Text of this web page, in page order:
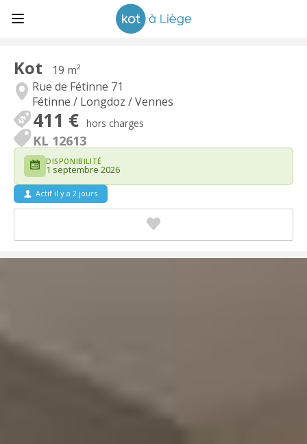
Kot
19 m²
Rue de Fétinne 71
Fétinne / Longdoz / Vennes
411 € hors charges
KL 12613
DISPONIBILITÉ
1 septembre 2026
Actif il y a 2 jours